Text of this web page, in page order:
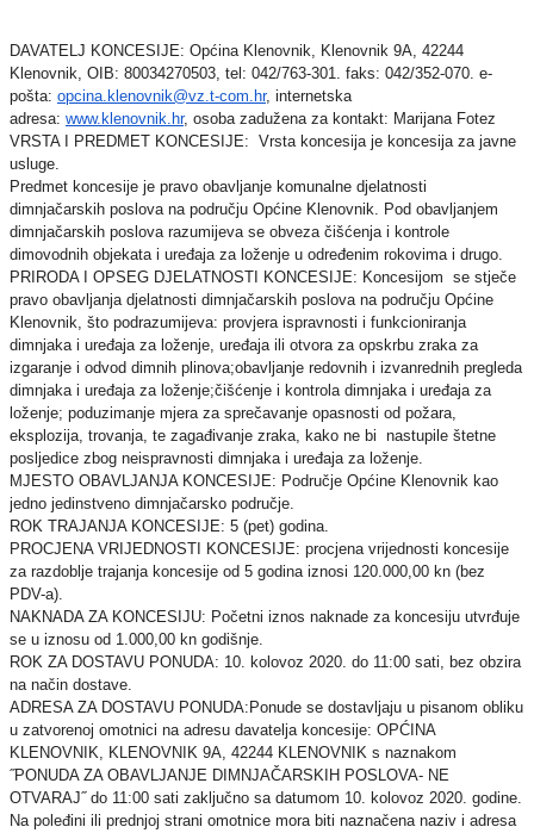
DAVATELJ KONCESIJE: Općina Klenovnik, Klenovnik 9A, 42244
Klenovnik, OIB: 80034270503, tel: 042/763-301. faks: 042/352-070. e-
pošta: opcina.klenovnik@vz.t-com.hr, internetska
adresa: www.klenovnik.hr, osoba zadužena za kontakt: Marijana Fotez
VRSTA I PREDMET KONCESIJE: Vrsta koncesija je koncesija za javne
usluge.
Predmet koncesije je pravo obavljanje komunalne djelatnosti
dimnjačarskih poslova na području Općine Klenovnik. Pod obavljanjem
dimnjačarskih poslova razumijeva se obveza čišćenja i kontrole
dimovodnih objekata i uređaja za loženje u određenim rokovima i drugo.
PRIRODA I OPSEG DJELATNOSTI KONCESIJE: Koncesijom se stječe
pravo obavljanja djelatnosti dimnjačarskih poslova na području Općine
Klenovnik, što podrazumijeva: provjera ispravnosti i funkcioniranja
dimnjaka i uređaja za loženje, uređaja ili otvora za opskrbu zraka za
izgaranje i odvod dimnih plinova;obavljanje redovnih i izvanrednih pregleda
dimnjaka i uređaja za loženje;čišćenje i kontrola dimnjaka i uređaja za
loženje; poduzimanje mjera za sprečavanje opasnosti od požara,
eksplozija, trovanja, te zagađivanje zraka, kako ne bi nastupile štetne
posljedice zbog neispravnosti dimnjaka i uređaja za loženje.
MJESTO OBAVLJANJA KONCESIJE: Područje Općine Klenovnik kao
jedno jedinstveno dimnjačarsko područje.
ROK TRAJANJA KONCESIJE: 5 (pet) godina.
PROCJENA VRIJEDNOSTI KONCESIJE: procjena vrijednosti koncesije
za razdoblje trajanja koncesije od 5 godina iznosi 120.000,00 kn (bez
PDV-a).
NAKNADA ZA KONCESIJU: Početni iznos naknade za koncesiju utvrđuje
se u iznosu od 1.000,00 kn godišnje.
ROK ZA DOSTAVU PONUDA: 10. kolovoz 2020. do 11:00 sati, bez obzira
na način dostave.
ADRESA ZA DOSTAVU PONUDA:Ponude se dostavljaju u pisanom obliku
u zatvorenoj omotnici na adresu davatelja koncesije: OPĆINA
KLENOVNIK, KLENOVNIK 9A, 42244 KLENOVNIK s naznakom
˝PONUDA ZA OBAVLJANJE DIMNJAČARSKIH POSLOVA- NE
OTVARAJ˝ do 11:00 sati zaključno sa datumom 10. kolovoz 2020. godine.
Na poleđini ili prednjoj strani omotnice mora biti naznačena naziv i adresa